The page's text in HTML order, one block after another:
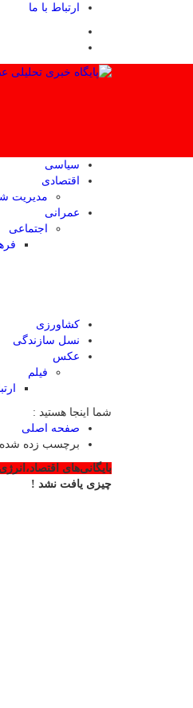
ارتباط با ما
سیاسی
اقتصادی
مدیریت
عمرانی
اجتماعی
کشاورزی
نسل سازندگی
عکس
فیلم
شما اینجا هستید :
صفحه اصلی
برچسب زده شده
بایگانی‌های
چیزی یافت نشد !